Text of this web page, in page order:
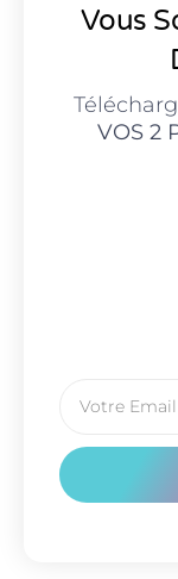
Vous
VOS 2